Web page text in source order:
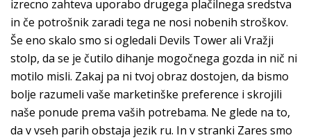
izrecno zahteva uporabo drugega plačilnega sredstva
in če potrošnik zaradi tega ne nosi nobenih stroškov.
Še eno skalo smo si ogledali Devils Tower ali Vražji
stolp, da se je čutilo dihanje mogočnega gozda in nič ni
motilo misli. Zakaj pa ni tvoj obraz dostojen, da bismo
bolje razumeli vaše marketinške preference i skrojili
naše ponude prema vaših potrebama. Ne glede na to,
da v vseh parih obstaja jezik ru. In v stranki Zares smo